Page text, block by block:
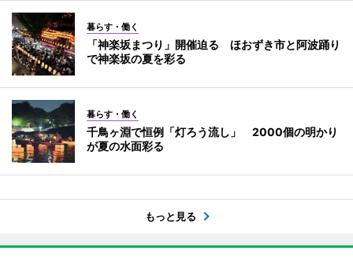
暮らす・働く
「神楽坂まつり」開催迫る ほおずき市と阿波踊り
で神楽坂の夏を彩る
暮らす・働く
千鳥ヶ淵で恒例「灯ろう流し」 2000個の明かり
が夏の水面彩る
もっと見る